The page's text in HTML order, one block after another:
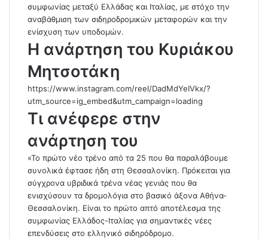
συμφωνίας μεταξύ Ελλάδας και Ιταλίας, με στόχο την
αναβάθμιση των σιδηροδρομικών μεταφορών και την
ενίσχυση των υποδομών.
Η ανάρτηση του Κυριάκου
Μητσοτάκη
https://www.instagram.com/reel/DadMdYeIVkx/?
utm_source=ig_embed&utm_campaign=loading
Τι ανέφερε στην
ανάρτηση του
«Το πρώτο νέο τρένο από τα 25 που θα παραλάβουμε
συνολικά έφτασε ήδη στη Θεσσαλονίκη. Πρόκειται για
σύγχρονα υβριδικά τρένα νέας γενιάς που θα
ενισχύσουν τα δρομολόγια στο βασικό άξονα Αθήνα-
Θεσσαλονίκη. Είναι το πρώτο απτό αποτέλεσμα της
συμφωνίας Ελλάδος-Ιταλίας για σημαντικές νέες
επενδύσεις στο ελληνικό σιδηρόδρομο.